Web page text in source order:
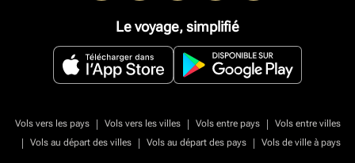
Le voyage, simplifié
Vols vers les pays | Vols vers les villes | Vols entre pays |
Vols entre villes
|
Vols au départ des villes | Vols au départ des pays | Vols de ville à pays